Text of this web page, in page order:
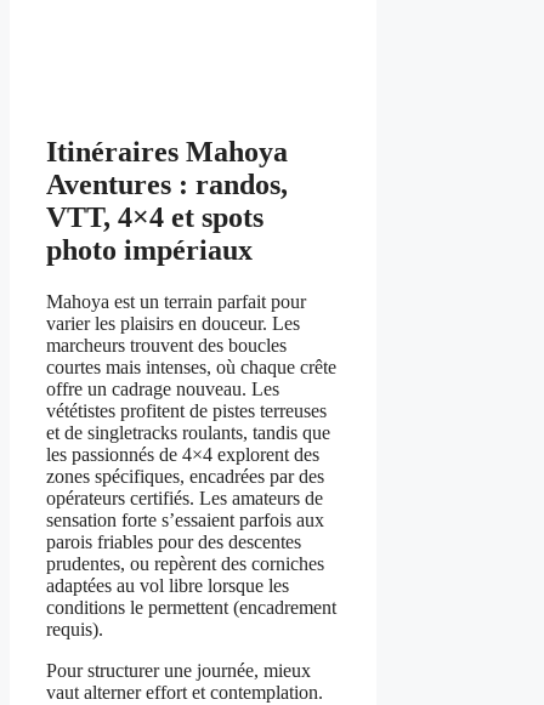
Itinéraires Mahoya
Aventures : randos,
VTT, 4×4 et spots
photo impériaux
Mahoya est un terrain parfait pour
varier les plaisirs en douceur. Les
marcheurs trouvent des boucles
courtes mais intenses, où chaque crête
offre un cadrage nouveau. Les
vététistes profitent de pistes terreuses
et de singletracks roulants, tandis que
les passionnés de 4×4 explorent des
zones spécifiques, encadrées par des
opérateurs certifiés. Les amateurs de
sensation forte s’essaient parfois aux
parois friables pour des descentes
prudentes, ou repèrent des corniches
adaptées au vol libre lorsque les
conditions le permettent (encadrement
requis).
Pour structurer une journée, mieux
vaut alterner effort et contemplation.